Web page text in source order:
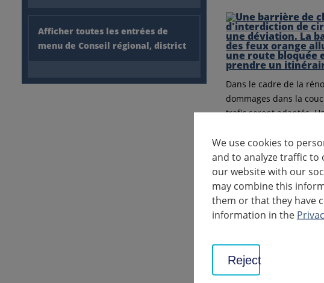
Afficher toutes les entrées de
menu de Conseil régional, district
Dans le cadre de la
dommages dans la
trafic seront adaptés.
La route
commence à
entièrement fermé
Dans la deuxième
Hörnle. Pendant cette
accessible que depuis
Le troisième et
le Hörnle n'est
La desserte de bus
We use cookies to
and to analyze traffic to
our website with our
may combine this
them or that they have
information in the
Reject